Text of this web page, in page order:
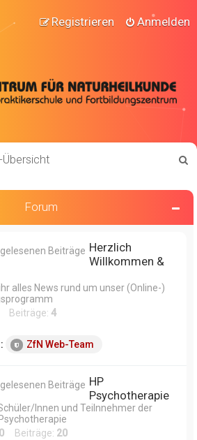
Anmelden
Registrieren
Übersicht
c
Forum
Herzlich
Willkommen &
alles News rund um unser (Online-)
Beiträge: 4
ZfN Web-Team
HP
Psychotherapie
Innen und Teilnnehmer der
Beiträge: 20